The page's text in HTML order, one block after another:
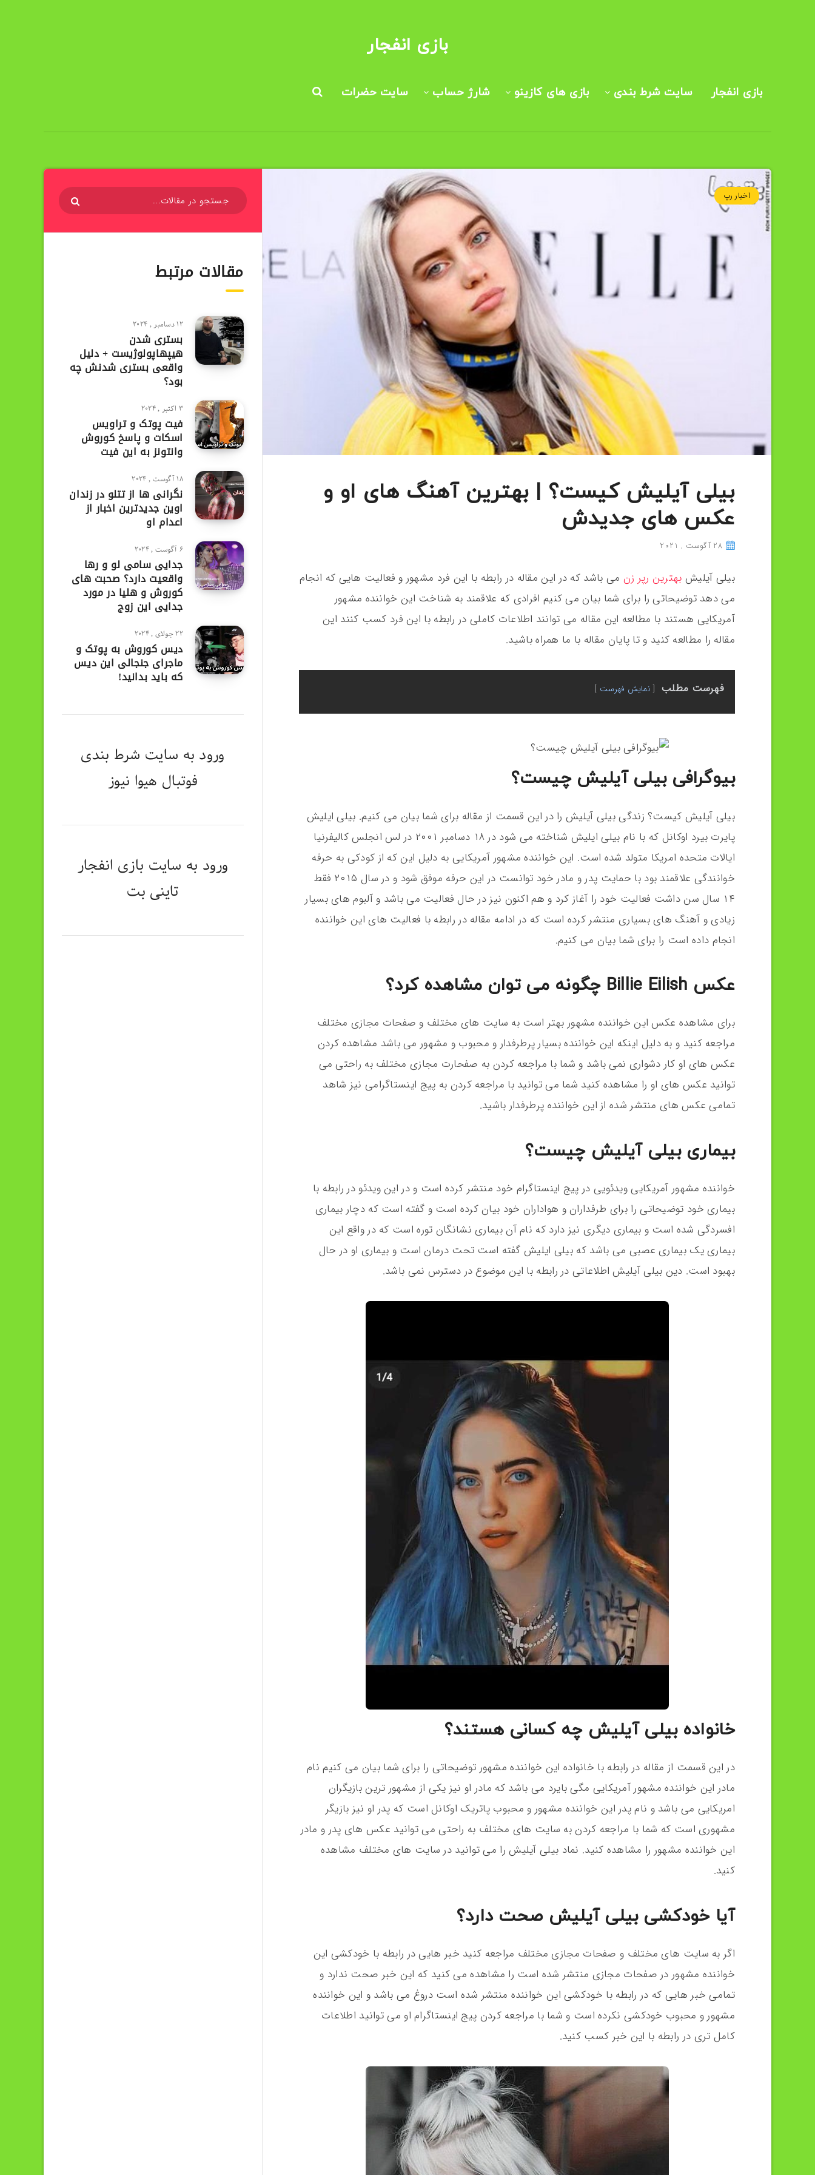
بازی انفجار
بازی انفجار سایت شرط بندی بازی های کازینو شارژ حساب سایت حضرات
اخبار رپ
بیلی آیلیش کیست؟ | بهترین آهنگ های او و
عکس های جدیدش
28 آگوست , 2021
بیلی آیلیش بهترین رپر زن می باشد که در این مقاله در رابطه با این فرد مشهور و فعالیت هایی که انجام
می‌ دهد توضیحاتی را برای شما بیان می کنیم افرادی که علاقمند به شناخت این خواننده مشهور
آمریکایی هستند با مطالعه این مقاله می توانند اطلاعات کاملی در رابطه با این فرد کسب کنند این
مقاله را مطالعه کنید و تا پایان مقاله با ما همراه باشید.
فهرست مطلب نمایش فهرست
بیوگرافی بیلی آیلیش چیست؟
بیلی آیلیش کیست؟ زندگی بیلی آیلیش را در این قسمت از مقاله برای شما بیان می کنیم. بیلی ایلیش
پایرت بیرد اوکانل که با نام بیلی ایلیش شناخته می شود در ۱۸ دسامبر ۲۰۰۱ در لس انجلس کالیفرنیا
ایالات متحده امریکا متولد شده است. این خواننده مشهور آمریکایی به دلیل این که از کودکی به حرفه
خوانندگی علاقمند بود با حمایت پدر و مادر خود توانست در این حرفه موفق شود و در سال ۲۰۱۵ فقط
۱۴ سال سن داشت فعالیت خود را آغاز کرد و هم اکنون نیز در حال فعالیت می باشد و آلبوم های بسیار
زیادی و آهنگ های بسیاری منتشر کرده است که در ادامه مقاله در رابطه با فعالیت های این خواننده
انجام داده است را برای شما بیان می کنیم.
عکس Billie Eilish چگونه می توان مشاهده کرد؟
برای مشاهده عکس این خواننده مشهور بهتر است به سایت های مختلف و صفحات مجازی مختلف
مراجعه کنید و به دلیل اینکه این خواننده بسیار پرطرفدار و محبوب و مشهور می باشد مشاهده کردن
عکس های او کار دشواری نمی باشد و شما با مراجعه کردن به صفحارت مجازی مختلف به راحتی می
توانید عکس های او را مشاهده کنید شما می توانید با مراجعه کردن به پیج اینستاگرامی نیز شاهد
تمامی عکس های منتشر شده از این خواننده پرطرفدار باشید.
بیماری بیلی آیلیش چیست؟
خواننده مشهور آمریکایی ویدئویی در پیج اینستاگرام خود منتشر کرده است و در این ویدئو در رابطه با
بیماری خود توضیحاتی را برای طرفداران و هواداران خود بیان کرده است و گفته است که دچار بیماری
افسردگی شده است و بیماری دیگری نیز دارد که نام آن بیماری نشانگان توره است که در واقع این
بیماری یک بیماری عصبی می باشد که بیلی ایلیش گفته است تحت درمان است و بیماری او در حال
بهبود است. دین بیلی آیلیش اطلاعاتی در رابطه با این موضوع در دسترس نمی باشد.
خانواده بیلی آیلیش چه کسانی هستند؟
در این قسمت از مقاله در رابطه با خانواده این خواننده مشهور توضیحاتی را برای شما بیان می کنیم نام
مادر این خواننده مشهور آمریکایی مگی بایرد می باشد که مادر او نیز یکی از مشهور ترین بازیگران
امریکایی می باشد و نام پدر این خواننده مشهور و محبوب پاتریک اوکانل است که پدر او نیز بازیگر
مشهوری است که شما با مراجعه کردن به سایت های مختلف به راحتی می توانید عکس های پدر و مادر
این خواننده مشهور را مشاهده کنید. نماد بیلی آیلیش را می توانید در سایت های مختلف مشاهده
کنید.
آیا خودکشی بیلی آیلیش صحت دارد؟
اگر به سایت ‌های مختلف و صفحات مجازی مختلف مراجعه کنید خبر هایی در رابطه با خودکشی این
خواننده مشهور در صفحات مجازی منتشر شده است را مشاهده می کنید که این خبر صحت ندارد و
تمامی خبر هایی که در رابطه با خودکشی این خواننده منتشر شده است دروغ می باشد و این خواننده
مشهور و محبوب خودکشی نکرده است و شما با مراجعه کردن پیج اینستاگرام او می توانید اطلاعات
کامل تری در رابطه با این خبر کسب کنید.
مقالات مرتبط
12 دسامبر , 2024
بستری شدن
هیپهاپولوژیست + دلیل
واقعی بستری شدنش چه
بود؟
3 اکتبر , 2024
فیت پوتک و تراویس
اسکات و پاسخ کوروش
وانتونز به این فیت
18 آگوست , 2024
نگرانی ها از تتلو در زندان
اوین جدیدترین اخبار از
اعدام او
6 آگوست , 2024
جدایی سامی لو و رها
واقعیت دارد؟ صحبت های
کوروش و هلیا در مورد
جدایی این زوج
22 جولای , 2024
دیس کوروش به پوتک و
ماجرای جنجالی این دیس
که باید بدانید!
ورود به سایت شرط بندی
فوتبال هیوا نیوز
ورود به سایت بازی انفجار
تاینی بت